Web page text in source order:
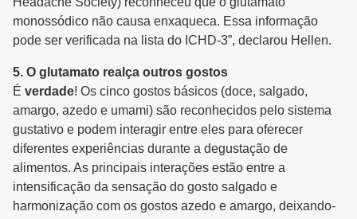
monossódico não causa enxaqueca. Essa informação
pode ser verificada na lista do ICHD-3”, declarou Hellen.
5. O glutamato realça outros gostos
É verdade! Os cinco gostos básicos (doce, salgado,
amargo, azedo e umami) são reconhecidos pelo sistema
gustativo e podem interagir entre eles para oferecer
diferentes experiências durante a degustação de
alimentos. As principais interações estão entre a
intensificação da sensação do gosto salgado e
harmonização com os gostos azedo e amargo, deixando-